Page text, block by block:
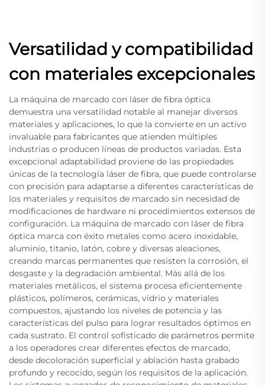
Versatilidad y compatibilidad
con materiales excepcionales
La máquina de marcado con láser de fibra óptica
demuestra una versatilidad notable al manejar diversos
materiales y aplicaciones, lo que la convierte en un activo
invaluable para fabricantes que atienden múltiples
industrias o producen líneas de productos variadas. Esta
excepcional adaptabilidad proviene de las propiedades
únicas de la tecnología láser de fibra, que puede controlarse
con precisión para adaptarse a diferentes características de
los materiales y requisitos de marcado sin necesidad de
modificaciones de hardware ni procedimientos extensos de
configuración. La máquina de marcado con láser de fibra
óptica marca con éxito metales como acero inoxidable,
aluminio, titanio, latón, cobre y diversas aleaciones,
creando marcas permanentes que resisten la corrosión, el
desgaste y la degradación ambiental. Más allá de los
materiales metálicos, el sistema procesa eficientemente
plásticos, polímeros, cerámicas, vidrio y materiales
compuestos, ajustando los niveles de potencia y las
características del pulso para lograr resultados óptimos en
cada sustrato. El control sofisticado de parámetros permite
a los operadores crear diferentes efectos de marcado,
desde decoloración superficial y ablación hasta grabado
profundo y recocido, según los requisitos de la aplicación.